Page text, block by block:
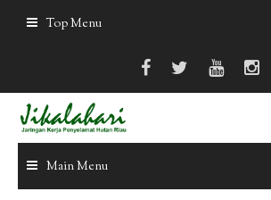
Top Menu
Main Menu